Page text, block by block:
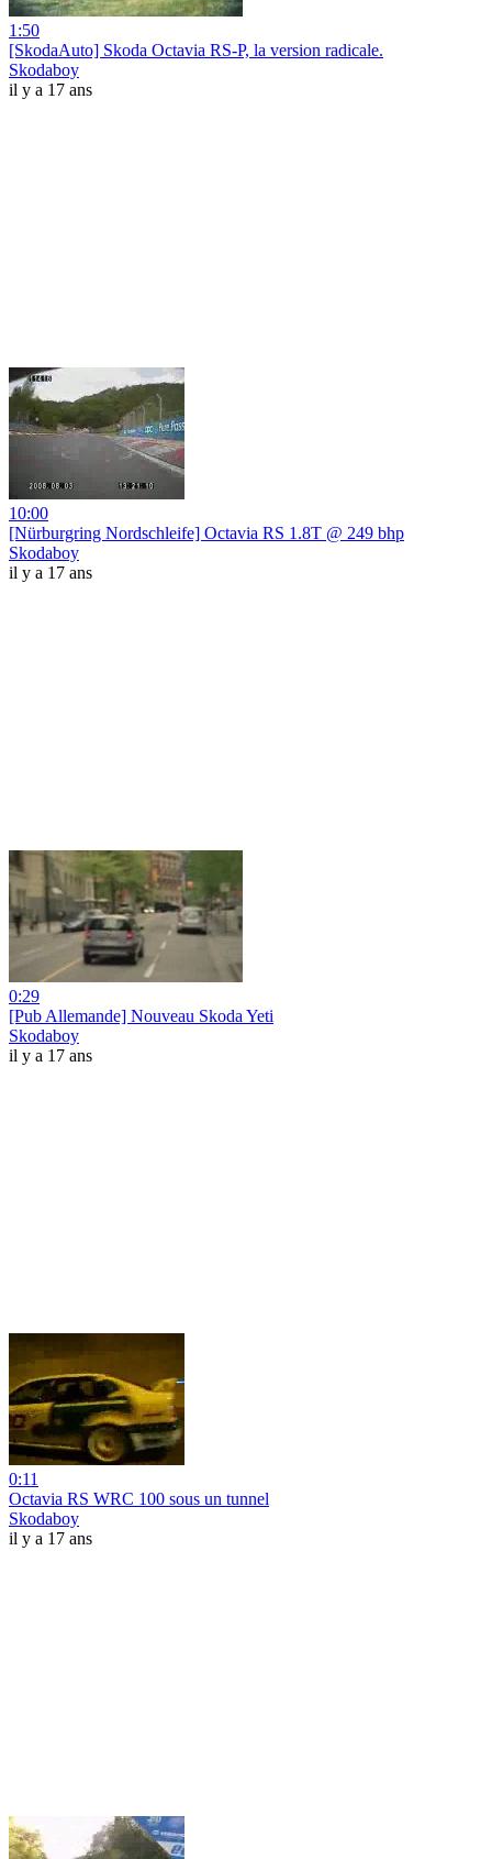
1:50
[SkodaAuto] Skoda Octavia RS-P, la version radicale.
Skodaboy
il y a 17 ans
10:00
[Nürburgring Nordschleife] Octavia RS 1.8T @ 249 bhp
Skodaboy
il y a 17 ans
0:29
[Pub Allemande] Nouveau Skoda Yeti
Skodaboy
il y a 17 ans
0:11
Octavia RS WRC 100 sous un tunnel
Skodaboy
il y a 17 ans